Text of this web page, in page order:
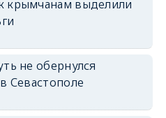
крымчанам выделили
не обернулся
Севастополе